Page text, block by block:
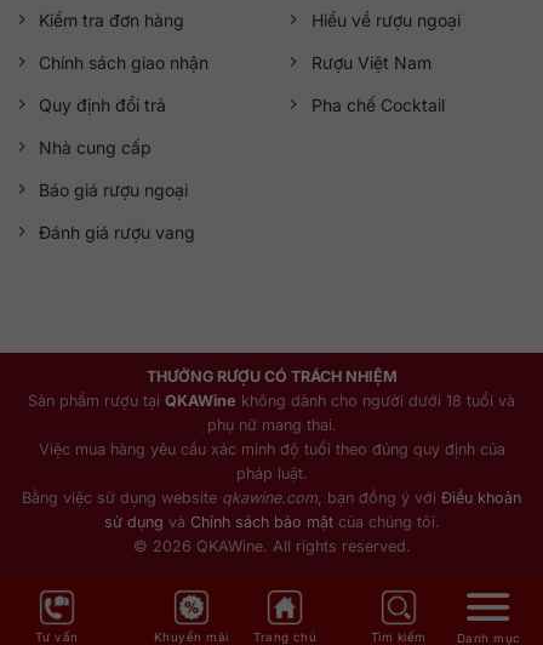
Kiểm tra đơn hàng
Chính sách giao nhận
Quy định đổi trả
Nhà cung cấp
Báo giá rượu ngoại
Đánh giá rượu vang
Hiểu về rượu ngoại
Rượu Việt Nam
Pha chế Cocktail
THƯỞNG RƯỢU CÓ TRÁCH NHIỆM
Sản phẩm rượu tại QKAWine không dành cho người dưới 18 tuổi và
phụ nữ mang thai.
Việc mua hàng yêu cầu xác minh độ tuổi theo đúng quy định của
pháp luật.
Bằng việc sử dụng website qkawine.com , bạn đồng ý với Điều khoản
sử dụng và Chính sách bảo mậtcủa chúng tôi.
© 2026 QKAWine. All rights reserved.
Tư vấn Khuyến mãi Trang chủ Tìm kiếm Danh mục